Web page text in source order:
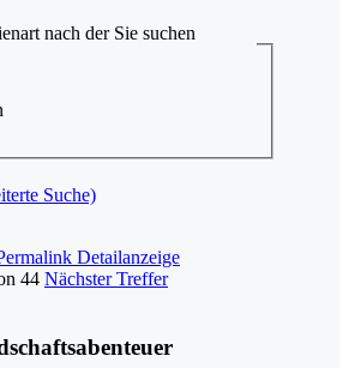
nach der Sie suchen
Suche)
Detailanzeige
44 Nächster Treffer